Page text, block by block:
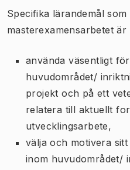
Specifika lärandemål
masterexamensarbetet
använda väsentligt
huvudområdet/
projekt och på ett
relatera till aktuellt
utvecklingsarbete,
välja och motivera
inom huvudområdet/